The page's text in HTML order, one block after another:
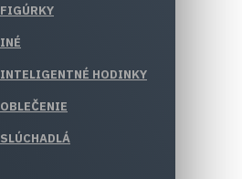
FIGÚRKY
INÉ
INTELIGENTNÉ HODINKY
OBLEČENIE
SLÚCHADLÁ